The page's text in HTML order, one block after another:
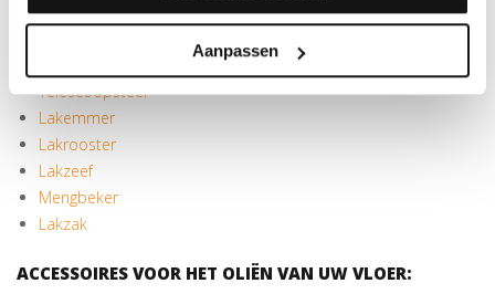
Aanpassen
Rollerbeugel 25cm
Wegwerproller 25cm incl. houder (Olie+lak)
Telescoopsteel
Lakemmer
Lakrooster
Lakzeef
Mengbeker
Lakzak
ACCESSOIRES VOOR HET OLIËN VAN UW VLOER: